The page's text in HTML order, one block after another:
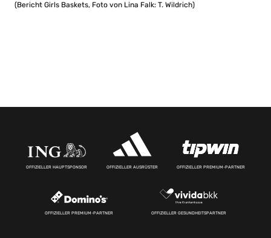
(Bericht Girls Baskets, Foto von Lina Falk: T. Wildrich)
OFFIZIELLER HAUPTSPONSOR OFFIZIELLER AUSRÜSTER OFFIZIELLER PREMIUM-PARTNER
OFFIZIELLER PREMIUM-PARTNER OFFIZIELLER GESUNDHEITSPARTNER